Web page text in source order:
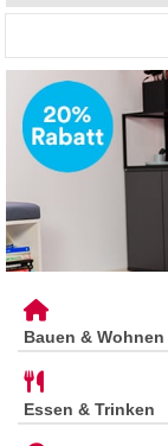
Bauen & Wohnen
Essen & Trinken